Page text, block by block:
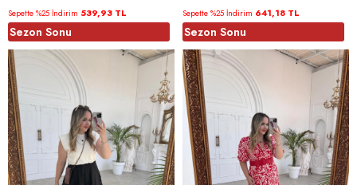
Sepette %25 İndirim 539,93 TL
Sezon Sonu
Sepette %25 İndirim 641,18 TL
Sezon Sonu